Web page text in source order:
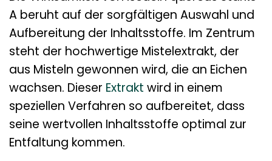
A beruht auf der sorgfältigen Auswahl und
Aufbereitung der Inhaltsstoffe. Im Zentrum
steht der hochwertige Mistelextrakt, der
aus Misteln gewonnen wird, die an Eichen
wachsen. Dieser Extrakt wird in einem
speziellen Verfahren so aufbereitet, dass
seine wertvollen Inhaltsstoffe optimal zur
Entfaltung kommen.